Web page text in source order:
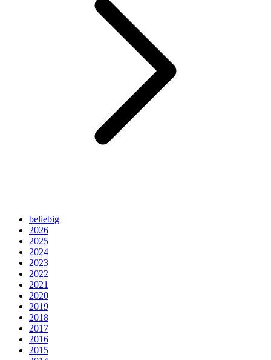
beliebig
2026
2025
2024
2023
2022
2021
2020
2019
2018
2017
2016
2015